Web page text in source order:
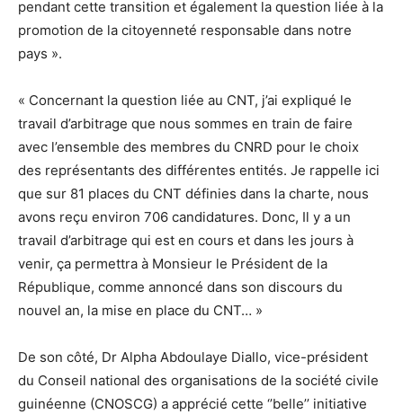
pendant cette transition et également la question liée à la
promotion de la citoyenneté responsable dans notre
pays ».
« Concernant la question liée au CNT, j’ai expliqué le
travail d’arbitrage que nous sommes en train de faire
avec l’ensemble des membres du CNRD pour le choix
des représentants des différentes entités. Je rappelle ici
que sur 81 places du CNT définies dans la charte, nous
avons reçu environ 706 candidatures. Donc, Il y a un
travail d’arbitrage qui est en cours et dans les jours à
venir, ça permettra à Monsieur le Président de la
République, comme annoncé dans son discours du
nouvel an, la mise en place du CNT… »
De son côté, Dr Alpha Abdoulaye Diallo, vice-président
du Conseil national des organisations de la société civile
guinéenne (CNOSCG) a apprécié cette ‘’belle’’ initiative